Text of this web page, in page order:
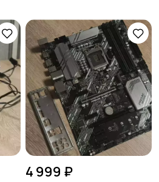
Рули, джойстики,
геймпады
Аксессуары4
4 999 ₽